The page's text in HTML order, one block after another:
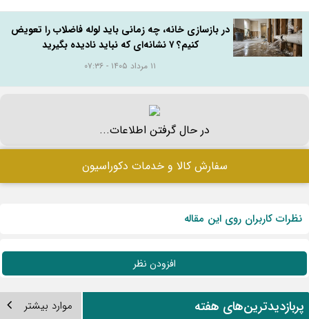
در بازسازی خانه، چه زمانی باید لوله فاضلاب را تعویض
کنیم؟ ۷ نشانه‌ای که نباید نادیده بگیرید
در حال گرفتن اطلاعات...
سفارش کالا و خدمات دکوراسیون
نظرات کاربران روی این مقاله
افزودن نظر
هفته موارد بیشتر